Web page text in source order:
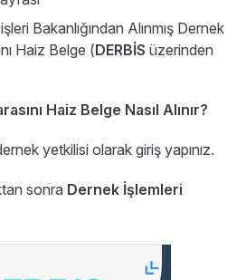
Bakanlığından Alınmış Dernek
Haiz Belge (DERBİS üzerinden
Haiz Belge Nasıl Alınır?
yetkilisi olarak giriş yapınız.
sonra Dernek İşlemleri